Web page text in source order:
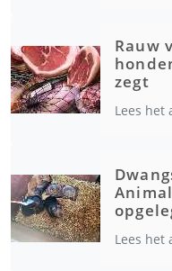
Rauw
zegt
Lees het
Lees het